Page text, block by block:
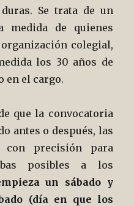
Se trata de un
medida de quienes
colegial,
los 30 años de
en el cargo.
que la convocatoria
antes o después, las
con precisión para
posibles a los
un sábado y
(día en que los